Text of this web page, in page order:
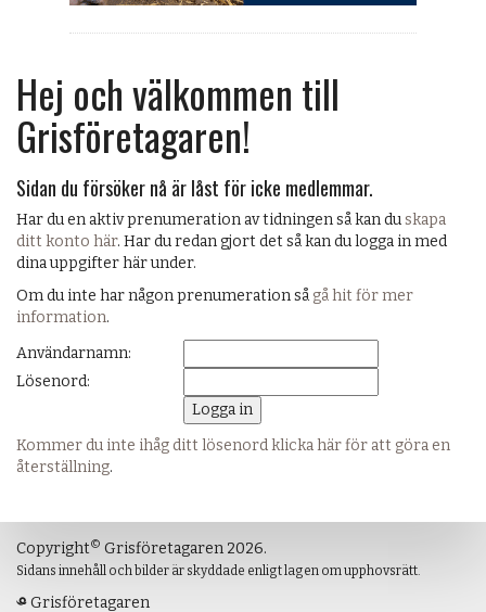
OM OSS
Hej och välkommen till
Grisföretagaren!
Sidan du försöker nå är låst för icke medlemmar.
Har du en aktiv prenumeration av tidningen så kan duskapa
ditt konto här. Har du redan gjort det så kan du logga in med
dina uppgifter här under.
Om du inte har någon prenumeration så gå hit för mer
information.
Användarnamn:
Lösenord:
Kommer du inte ihåg ditt lösenord klicka här för att göra en
återställning.
Copyright© Grisföretagaren 2026.
Sidans innehåll och bilder är skyddade enligt lagen om upphovsrätt.
Grisföretagaren